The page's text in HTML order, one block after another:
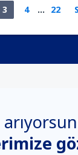
3 4 ... 22